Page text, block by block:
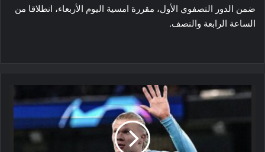
ضمن الدور التصفوي الأول، مقررة امسية اليوم الأربعاء، انطلاقا من
الساعة الرابعة والنصف.
هالاند